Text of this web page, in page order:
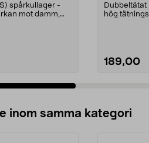
spårkullager -
mot damm,
Dubbeltätat
hög
189,00
inom samma kategori